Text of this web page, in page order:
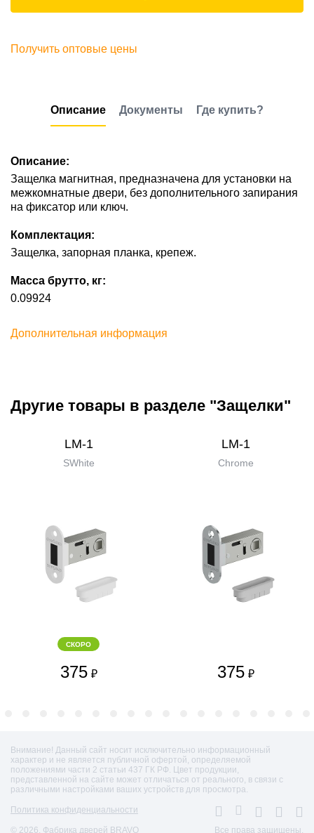
Получить оптовые цены
Описание Документы Где купить?
Описание:
Защелка магнитная, предназначена для установки на
межкомнатные двери, без дополнительного запирания
на фиксатор или ключ.
Комплектация:
Защелка, запорная планка, крепеж.
Масса брутто, кг:
0.09924
Дополнительная информация
Другие товары в разделе "Защелки"
LM-1
SWhite
СКОРО
375 ₽
LM-1
Chrome
375 ₽
Внимание! Данный сайт носит исключительно информационный
характер и не является публичной офертой, определяемой
положениями части 2 статьи 437 ГК РФ. Цвет продукции,
представленной на сайте может отличаться от реального, в связи с
различными настройками ваших устройств для просмотра.
Политика конфиденциальности
© 2026. Фабрика дверей BRAVO Все права защищены.